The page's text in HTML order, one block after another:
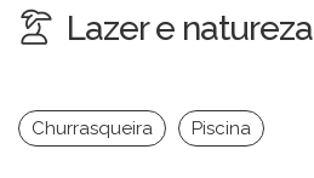
Lazer e natureza
Churrasqueira Piscina